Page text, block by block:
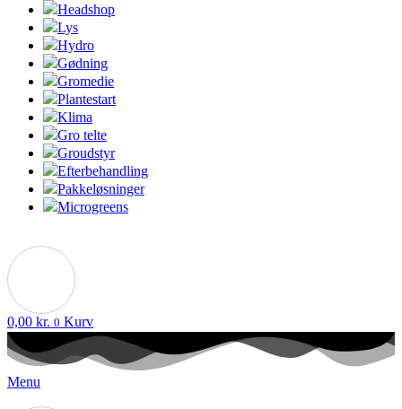
Headshop
Lys
Hydro
Gødning
Gromedie
Plantestart
Klima
Gro telte
Groudstyr
Efterbehandling
Pakkeløsninger
Microgreens
0,00 kr. 0 Kurv
Menu